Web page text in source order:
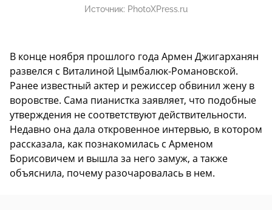
Источник: PhotoXPress.ru
В конце ноября прошлого года Армен Джигарханян
развелся с Виталиной Цымбалюк-Романовской.
Ранее известный актер и режиссер обвинил жену в
воровстве. Сама пианистка заявляет, что подобные
утверждения не соответствуют действительности.
Недавно она дала откровенное интервью, в котором
рассказала, как познакомилась с Арменом
Борисовичем и вышла за него замуж, а также
объяснила, почему разочаровалась в нем.